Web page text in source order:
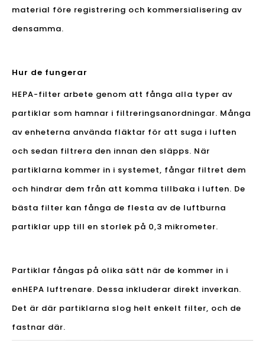
material före registrering och kommersialisering av
densamma.
Hur de fungerar
HEPA-filter arbete genom att fånga alla typer av
partiklar som hamnar i filtreringsanordningar. Många
av enheterna använda fläktar för att suga i luften
och sedan filtrera den innan den släpps. När
partiklarna kommer in i systemet, fångar filtret dem
och hindrar dem från att komma tillbaka i luften. De
bästa filter kan fånga de flesta av de luftburna
partiklar upp till en storlek på 0,3 mikrometer.
Partiklar fångas på olika sätt när de kommer in i
enHEPA luftrenare. Dessa inkluderar direkt inverkan.
Det är där partiklarna slog helt enkelt filter, och de
fastnar där.